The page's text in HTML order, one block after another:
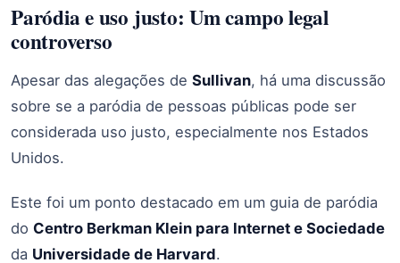
Paródia e uso justo: Um campo legal
controverso
Apesar das alegações de Sullivan, há uma discussão
sobre se a paródia de pessoas públicas pode ser
considerada uso justo, especialmente nos Estados
Unidos.
Este foi um ponto destacado em um guia de paródia
do Centro Berkman Klein para Internet e Sociedade
da Universidade de Harvard.